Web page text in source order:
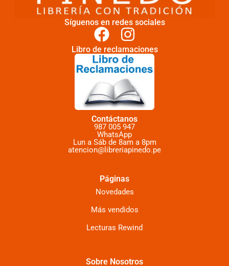
Síguenos en redes sociales
Libro de reclamaciones
Contáctanos
987 005 947
WhatsApp
Lun a Sáb de 8am a 8pm
atencion@libreriapinedo.pe
Páginas
Novedades
Más vendidos
Lecturas Rewind
Sobre Nosotros